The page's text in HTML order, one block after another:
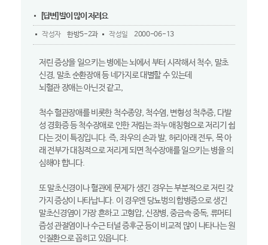
[답변]발이 많이 저려요
작성자 한방5-2과 작성일 2000-06-13
저린 증상을 일으키는 병에는 뇌에서 부터 시작해서 척수, 말초
신경, 말초 순환장애 등 네가지로 대별할 수 있는데
뇌혈관 장애는 아닌것 같고,
척수 혈관장애를 비롯한 척수종양, 척수염, 변형성 척추증, 다발
성 경화증 등 척수장애로 인한 저림는 좌누 애칭형으로 저리기 쉽
다는 것이 특징입니다. 즉, 좌우의 손과 발, 허리아래 전두, 목 아
래 전부가 대칭적으로 저리게 되면 척수장애를 일으키는 병을 의
심해야 합니다.
또 말초신경이나 혈관에 문제가 생긴 경우는 부분적으로 저린 갖
가지 증상이 나타납니다. 이 경우엔 당뇨벙의 합병증으로 생긴
말초신경염이 가장 흔하고 고형압, 신장병, 중금속 중독, 류머티
즘성 관절염이나 수근 터널 증후군 등이 비교적 많이 나타나는 원
인질환으로 꼽히고 있읍니다.